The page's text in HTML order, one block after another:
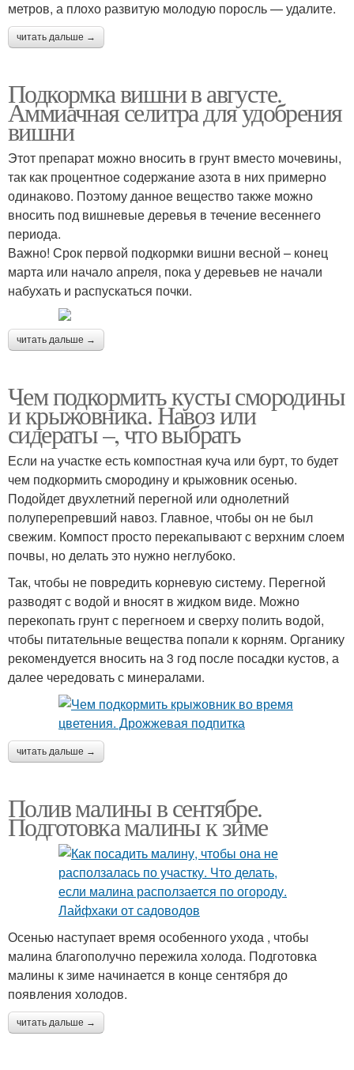
метров, а плохо развитую молодую поросль — удалите.
читать дальше →
Подкормка вишни в августе.
Аммиачная селитра для удобрения
вишни
Этот препарат можно вносить в грунт вместо мочевины,
так как процентное содержание азота в них примерно
одинаково. Поэтому данное вещество также можно
вносить под вишневые деревья в течение весеннего
периода.
Важно! Срок первой подкормки вишни весной – конец
марта или начало апреля, пока у деревьев не начали
набухать и распускаться почки.
читать дальше →
Чем подкормить кусты смородины
и крыжовника. Навоз или
сидераты –, что выбрать
Если на участке есть компостная куча или бурт, то будет
чем подкормить смородину и крыжовник осенью.
Подойдет двухлетний перегной или однолетний
полуперепревший навоз. Главное, чтобы он не был
свежим. Компост просто перекапывают с верхним слоем
почвы, но делать это нужно неглубоко.
Так, чтобы не повредить корневую систему. Перегной
разводят с водой и вносят в жидком виде. Можно
перекопать грунт с перегноем и сверху полить водой,
чтобы питательные вещества попали к корням. Органику
рекомендуется вносить на 3 год после посадки кустов, а
далее чередовать с минералами.
читать дальше →
Полив малины в сентябре.
Подготовка малины к зиме
Осенью наступает время особенного ухода , чтобы
малина благополучно пережила холода. Подготовка
малины к зиме начинается в конце сентября до
появления холодов.
читать дальше →